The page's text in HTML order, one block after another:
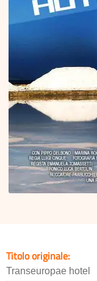
Titolo originale:
Transeuropae hotel